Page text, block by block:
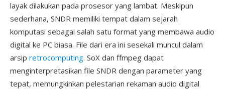
layak dilakukan pada prosesor yang lambat. Meskipun
sederhana, SNDR memiliki tempat dalam sejarah
komputasi sebagai salah satu format yang membawa audio
digital ke PC biasa. File dari era ini sesekali muncul dalam
arsip retrocomputing. SoX dan ffmpeg dapat
menginterpretasikan file SNDR dengan parameter yang
tepat, memungkinkan pelestarian rekaman audio digital